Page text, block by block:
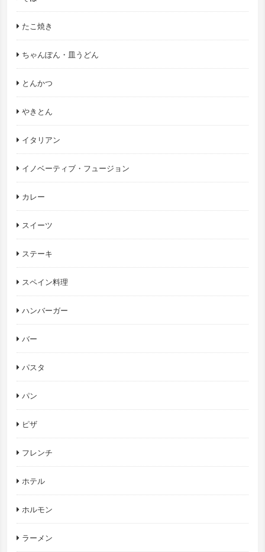
たこ焼き
ちゃんぽん・皿うどん
とんかつ
やきとん
イタリアン
イノベーティブ・フュージョン
カレー
スイーツ
ステーキ
スペイン料理
ハンバーガー
バー
パスタ
パン
ピザ
フレンチ
ホテル
ホルモン
ラーメン